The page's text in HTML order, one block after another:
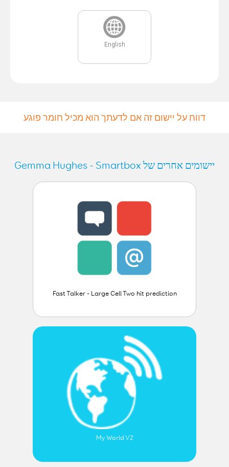
English
דווח על יישום זה אם לדעתך הוא מכיל חומר פוגע
יישומים אחרים של Gemma Hughes - Smartbox
Fast Talker - Large Cell Two hit prediction
My World V2